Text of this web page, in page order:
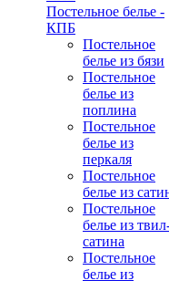
Постельное белье -
КПБ
Постельное
белье из бязи
Постельное
белье из
поплина
Постельное
белье из
перкаля
Постельное
белье из
Постельное
белье из
сатина
Постельное
белье из